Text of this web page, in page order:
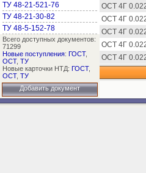
ТУ 48-21-521-76
ТУ 48-21-30-82
ТУ 48-5-152-78
Всего доступных документов:
71299
Новые поступления: ГОСТ,
ОСТ, ТУ
Новые карточки НТД: ГОСТ,
ОСТ, ТУ
Добавить документ
ОСТ 4Г
ОСТ 4Г
ОСТ 4Г
ОСТ 4Г
ОСТ 4Г